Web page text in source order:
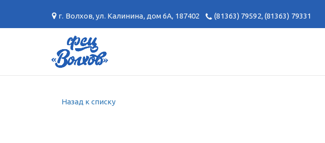
г. Волхов,ул. Калинина, дом 6А, 187402 (81363) 79592,(81363) 79331
Назад к списку